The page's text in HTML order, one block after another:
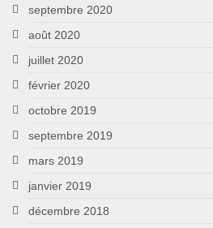
septembre 2020
août 2020
juillet 2020
février 2020
octobre 2019
septembre 2019
mars 2019
janvier 2019
décembre 2018